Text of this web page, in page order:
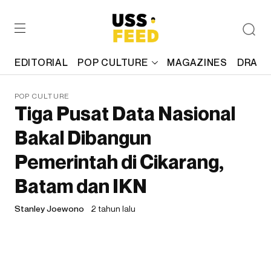
EDITORIAL POP CULTURE MAGAZINES
POP CULTURE
Tiga Pusat Data Nasional
Bakal Dibangun
Pemerintah di Cikarang,
Batam dan IKN
Stanley Joewono 2 tahun lalu